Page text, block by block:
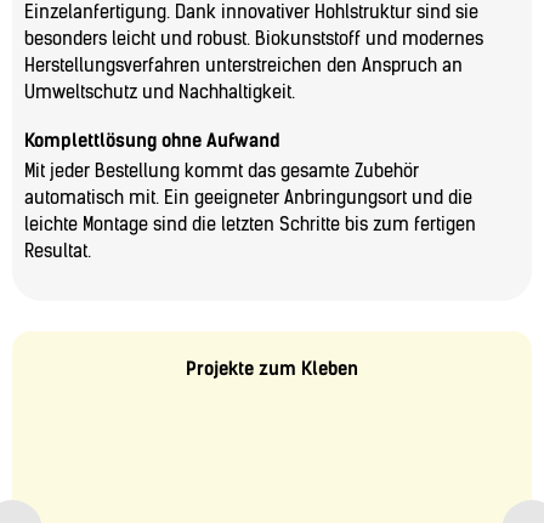
Einzelanfertigung. Dank innovativer Hohlstruktur sind sie
besonders leicht und robust. Biokunststoff und modernes
Herstellungsverfahren unterstreichen den Anspruch an
Umweltschutz und Nachhaltigkeit.
Komplettlösung ohne Aufwand
Mit jeder Bestellung kommt das gesamte Zubehör
automatisch mit. Ein geeigneter Anbringungsort und die
leichte Montage sind die letzten Schritte bis zum fertigen
Resultat.
Projekte zum Kleben